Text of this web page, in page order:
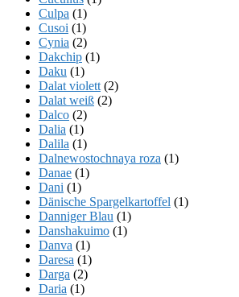
Culpa (1)
Cusoi (1)
Cynia (2)
Dakchip (1)
Daku (1)
Dalat violett (2)
Dalat weiß (2)
Dalco (2)
Dalia (1)
Dalila (1)
Dalnewostochnaya roza (1)
Danae (1)
Dani (1)
Dänische Spargelkartoffel (1)
Danniger Blau (1)
Danshakuimo (1)
Danva (1)
Daresa (1)
Darga (2)
Daria (1)